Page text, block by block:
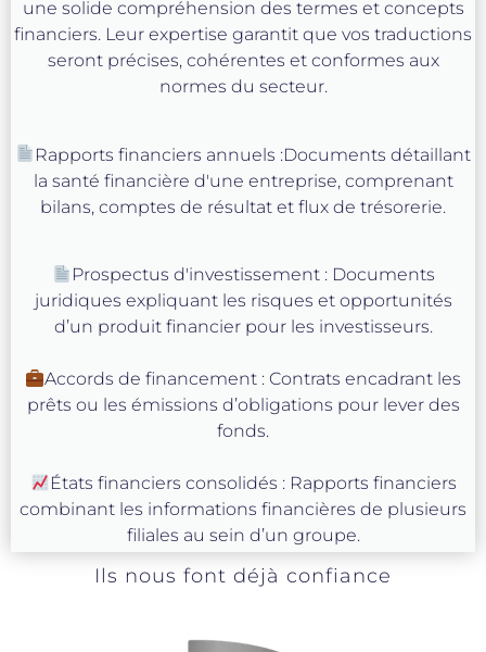
une solide compréhension des termes et concepts
financiers. Leur expertise garantit que vos traductions
seront précises, cohérentes et conformes aux
normes du secteur.
Rapports financiers annuels :Documents détaillant
la santé financière d'une entreprise, comprenant
bilans, comptes de résultat et flux de trésorerie.
Prospectus d'investissement : Documents
juridiques expliquant les risques et opportunités
d’un produit financier pour les investisseurs.
Accords de financement : Contrats encadrant les
prêts ou les émissions d’obligations pour lever des
fonds.
États financiers consolidés : Rapports financiers
combinant les informations financières de plusieurs
filiales au sein d’un groupe.
Ils nous font déjà confiance